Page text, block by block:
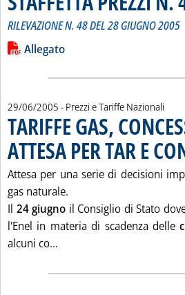
RILEVAZIONE N. 48 DEL 28 GIUGNO 2005
Leggi tutta la notizia: 'STAFFETTA
Lista allegati PDF alla
Allegato
29/06/2005 - Prezzi e Tariffe Nazionali
TARIFFE GAS,
ATTESA PER TAR E
Attesa per una serie di decisioni
gas naturale.
Il 24 giugno il Consiglio di Stato
l'Enel in materia di scadenza delle
alcuni co...